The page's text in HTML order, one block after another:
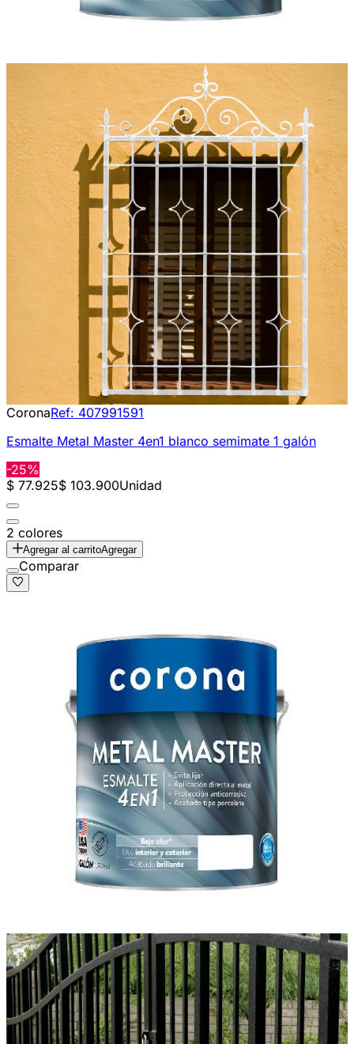
CoronaRef: 407991591
Esmalte Metal Master 4en1 blanco semimate 1 galón
-25%
$ 77.925$ 103.900Unidad
2 colores
Agregar al carritoAgregar
Comparar